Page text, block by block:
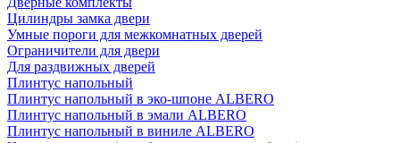
Цилиндры замка двери
Умные пороги для межкомнатных дверей
Ограничители для двери
Для раздвижных дверей
Плинтус напольный
Плинтус напольный в эко-шпоне ALBERO
Плинтус напольный в эмали ALBERO
Плинтус напольный в виниле ALBERO